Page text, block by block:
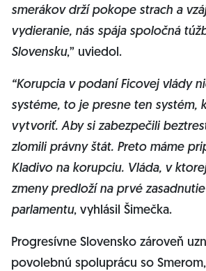
smerákov drží pokope strach a
vydieranie, nás spája spoločná
Slovensku,” uviedol.
“Korupcia v podaní Ficovej vlády
systéme, to je presne ten systém,
vytvoriť. Aby si zabezpečili
zlomili právny štát. Preto máme
Kladivo na korupciu. Vláda, v
zmeny predloží na prvé
parlamentu, vyhlásil Šimečka.
Progresívne Slovensko zároveň
povolebnú spoluprácu so Smerom,